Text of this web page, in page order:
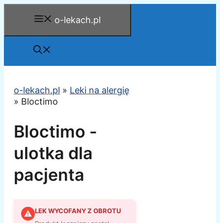
o-lekach.pl
o-lekach.pl » Leki na alergię
» Bloctimo
Bloctimo -
ulotka dla
pacjenta
⚠ LEK WYCOFANY Z OBROTU